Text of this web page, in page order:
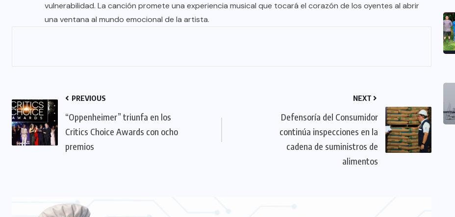
vulnerabilidad. La canción promete una experiencia musical que tocará el corazón de los oyentes al abrir
una ventana al mundo emocional de la artista.
PREVIOUS
“Oppenheimer” triunfa en los
Critics Choice Awards con ocho
premios
NEXT
Defensoría del Consumidor
continúa inspecciones en la
cadena de suministros de
alimentos